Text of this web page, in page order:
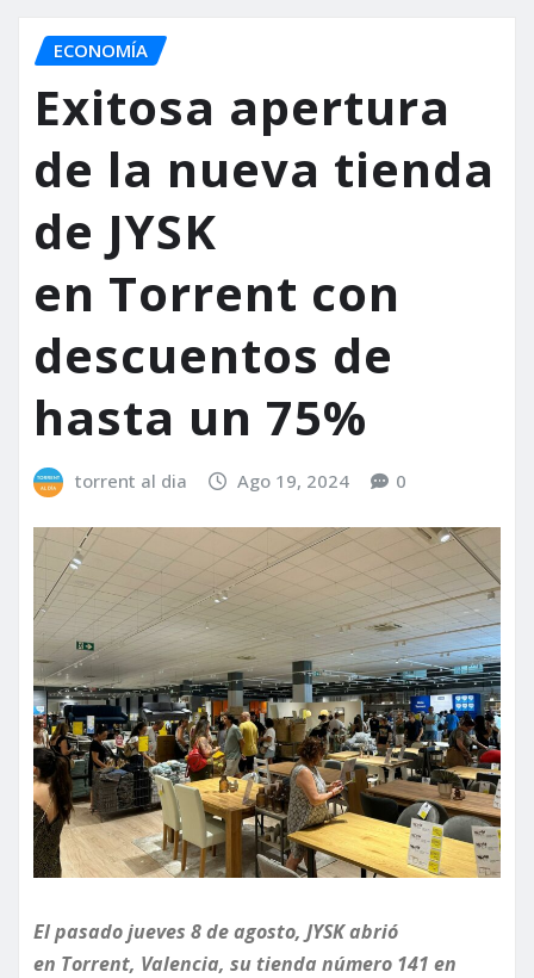
ECONOMÍA
Exitosa apertura
de la nueva tienda
de JYSK
en Torrent con
descuentos de
hasta un 75%
torrent al dia Ago 19, 2024 0
El pasado jueves 8 de agosto, JYSK abrió
en Torrent, Valencia, su tienda número 141 en